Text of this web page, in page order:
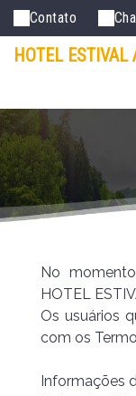
Contato
HOTEL ESTIVAL
No
HOTEL
Os usuários
com os
Informações